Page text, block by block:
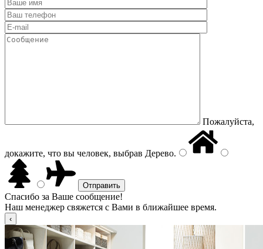
Пожалуйста,
докажите, что вы человек, выбрав Дерево.
Спасибо за Ваше сообщение!
Наш менеджер свяжется с Вами в ближайшее время.